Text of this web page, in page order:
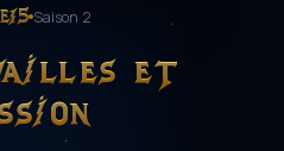
Saison 2
et